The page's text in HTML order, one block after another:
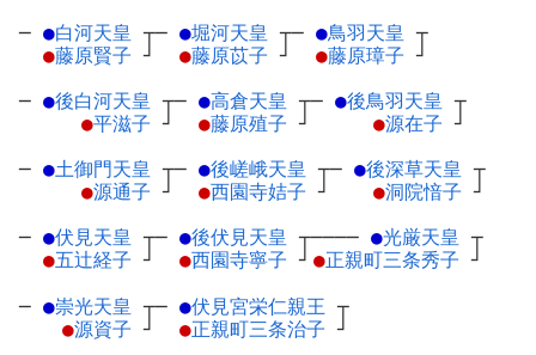
─ ●白河天皇 ┬
●藤原賢子 ┘
─ ●堀河天皇 ┬
●藤原苡子 ┘
─ ●鳥羽天皇 ┬
●藤原璋子 ┘
─ ●後白河天皇 ┬
●平滋子 ┘
─ ●高倉天皇 ┬
●藤原殖子 ┘
─ ●後鳥羽天皇 ┬
●源在子 ┘
─ ●土御門天皇 ┬
●源通子 ┘
─ ●後嵯峨天皇 ┬
●西園寺姞子 ┘
─ ●後深草天皇 ┬
●洞院愔子 ┘
─ ●伏見天皇 ┬
●五辻経子 ┘
─ ●後伏見天皇 ┬
●西園寺寧子 ┘
──── ●光厳天皇 ┬
●正親町三条秀子 ┘
─ ●崇光天皇 ┬
●源資子 ┘
─ ●伏見宮栄仁親王 ┬
●正親町三条治子 ┘